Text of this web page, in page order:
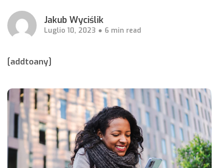
Jakub Wyciślik
Luglio 10, 2023 6 min read
[addtoany]